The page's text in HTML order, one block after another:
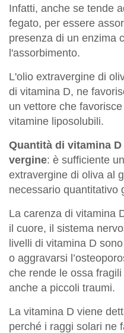
Infatti, anche se tende
fegato, per essere
presenza di un enzima
l'assorbimento.
L'olio extravergine di
di vitamina D, ne
un vettore che
vitamine liposolubili.
Quantità di vitamina
vergine: è sufficiente
extravergine di oliva al
necessario quantitativo
La carenza di vitamina
il cuore, il sistema
livelli di vitamina D
o aggravarsi
che rende le ossa
anche a piccoli traumi.
La vitamina D viene
perché i raggi solari ne